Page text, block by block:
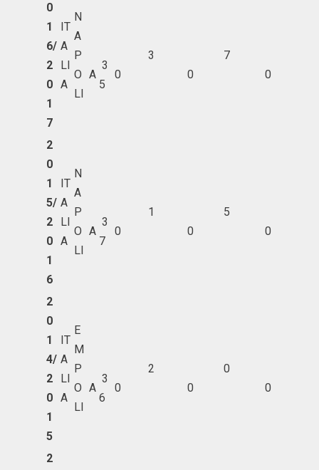
0
1
6/
2
0
1
7
IT
A
LI
A
N
A
P
O
LI
A
3
5
0
3
0
7
0
2
0
1
5/
2
0
1
6
IT
A
LI
A
N
A
P
O
LI
A
3
7
0
1
0
5
0
2
0
1
4/
2
0
1
5
IT
A
LI
A
E
M
P
O
LI
A
3
6
0
2
0
0
0
2